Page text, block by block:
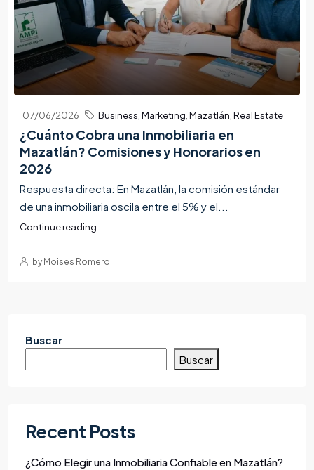
07/06/2026 Business,Marketing,Mazatlán,Real Estate
¿Cuánto Cobra una Inmobiliaria en
Mazatlán? Comisiones y Honorarios en
2026
Respuesta directa: En Mazatlán, la comisión estándar
de una inmobiliaria oscila entre el 5% y el...
Continue reading
by Moises Romero
Buscar
Buscar
Recent Posts
¿Cómo Elegir una Inmobiliaria Confiable en Mazatlán?